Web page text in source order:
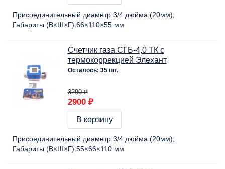
Присоединительный диаметр:3/4 дюйма (20мм)
Габариты (В×Ш×Г):66×110×55 мм
Счетчик газа СГБ-4,0 ТК с
термокоррекцией Элехант
Осталось: 35 шт.
3290 ₽
2900 ₽
В корзину
Присоединительный диаметр:3/4 дюйма (20мм)
Габариты (В×Ш×Г):55×66×110 мм